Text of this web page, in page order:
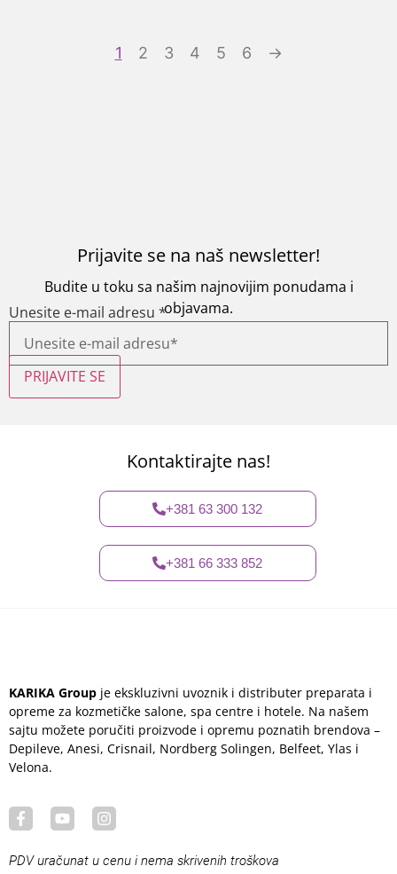
1 2 3 4 5 6 →
Prijavite se na naš newsletter!
Budite u toku sa našim najnovijim ponudama i
objavama.
Unesite e-mail adresu *
PRIJAVITE SE
Kontaktirajte nas!
+381 63 300 132
+381 66 333 852
KARIKA Group je ekskluzivni uvoznik i distributer preparata i
opreme za kozmetičke salone, spa centre i hotele. Na našem
sajtu možete poručiti proizvode i opremu poznatih brendova –
Depileve, Anesi, Crisnail, Nordberg Solingen, Belfeet, Ylas i
Velona.
PDV uračunat u cenu i nema skrivenih troškova